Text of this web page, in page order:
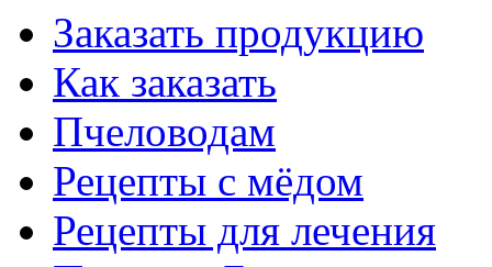
Заказать продукцию
Как заказать
Пчеловодам
Рецепты с мёдом
Рецепты для лечения